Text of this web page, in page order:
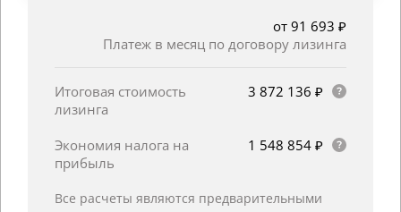
от 91 693 ₽
Платеж в месяц по договору лизинга
Итоговая стоимость
лизинга
3 872 136 ₽
Экономия налога на
прибыль
1 548 854 ₽
Все расчеты являются предварительными